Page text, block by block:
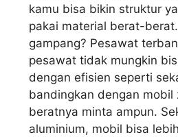
kamu bisa bikin struktur
pakai material berat-
gampang? Pesawat
pesawat tidak mungkin
dengan efisien seperti
bandingkan dengan mobil
beratnya minta ampun.
aluminium, mobil bisa